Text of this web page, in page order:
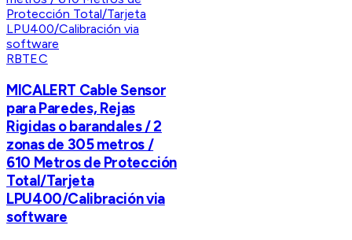
RBTEC
MICALERT Cable Sensor
para Paredes, Rejas
Rigidas o barandales / 2
zonas de 305 metros /
610 Metros de Protección
Total/Tarjeta
LPU400/Calibración via
software